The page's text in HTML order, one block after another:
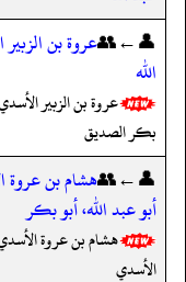
👤←👥عروة بن
الله
عروة بن الزبير
بكر الصديق
👤←👥هشام بن عروة
أبو عبد الله، أبو بكر
هشام بن عروة
الأسدي